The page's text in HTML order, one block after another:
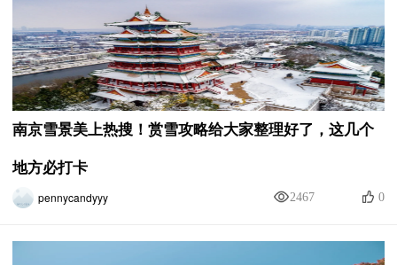
南京雪景美上热搜！赏雪攻略给大家整理好了，这几个
地方必打卡
pennycandyyy 0
2467